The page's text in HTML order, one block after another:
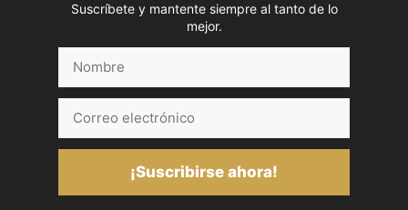
Suscríbete y mantente siempre al tanto de lo
mejor.
electrónico
¡Suscribirse ahora!